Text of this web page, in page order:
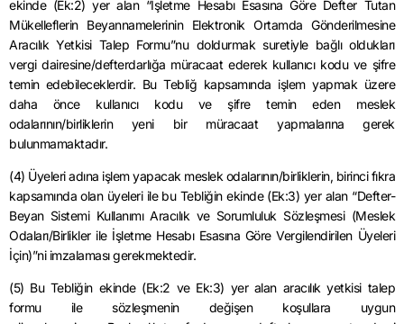
ekinde (Ek:2) yer alan “İşletme Hesabı Esasına Göre Defter Tutan
Mükelleflerin Beyannamelerinin Elektronik Ortamda Gönderilmesine
Aracılık Yetkisi Talep Formu”nu doldurmak suretiyle bağlı oldukları
vergi dairesine/defterdarlığa müracaat ederek kullanıcı kodu ve şifre
temin edebileceklerdir. Bu Tebliğ kapsamında işlem yapmak üzere
daha önce kullanıcı kodu ve şifre temin eden meslek
odalarının/birliklerin yeni bir müracaat yapmalarına gerek
bulunmamaktadır.
(4) Üyeleri adına işlem yapacak meslek odalarının/birliklerin, birinci fıkra
kapsamında olan üyeleri ile bu Tebliğin ekinde (Ek:3) yer alan “Defter-
Beyan Sistemi Kullanımı Aracılık ve Sorumluluk Sözleşmesi (Meslek
Odaları/Birlikler ile İşletme Hesabı Esasına Göre Vergilendirilen Üyeleri
İçin)”niimzalaması gerekmektedir.
(5) Bu Tebliğin ekinde (Ek:2 ve Ek:3) yer alan aracılık yetkisi talep
formu ile sözleşmenin değişen koşullara uygun